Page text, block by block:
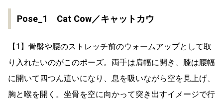
Pose_1 Cat Cow／キャットカウ
【1】骨盤や腰のストレッチ前のウォームアップとして取
り入れたいのがこのポーズ。両手は肩幅に開き、膝は腰幅
に開いて四つん這いになり、息を吸いながら空を見上げ、
胸と喉を開く。坐骨を空に向かって突き出すイメージで行